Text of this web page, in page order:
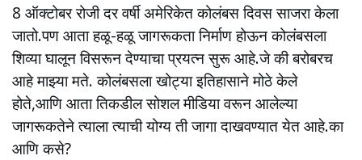
8 ऑक्टोबर रोजी दर वर्षी अमेरिकेत कोलंबस दिवस साजरा केला
जातो.पण आता हळू-हळू जागरूकता निर्माण होऊन कोलंबसला
शिव्या घालून विसरून देण्याचा प्रयत्न सुरू आहे.जे की बरोबरच
आहे माझ्या मते. कोलंबसला खोट्या इतिहासाने मोठे केले
होते,आणि आता तिकडील सोशल मीडिया वरून आलेल्या
जागरूकतेने त्याला त्याची योग्य ती जागा दाखवण्यात येत आहे.का
आणि कसे?